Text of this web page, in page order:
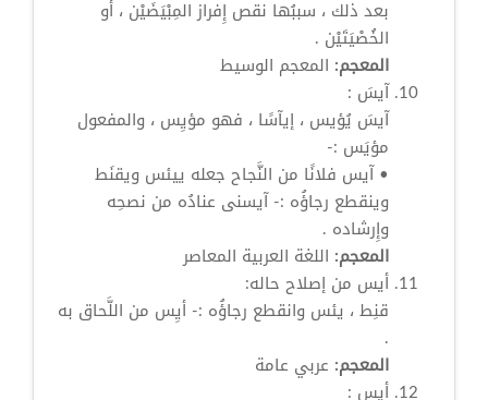
بعد ذلك ، سببُها نقص إِفراز المِبْيَضَيْن ، أَو
الخُصْيَتَيْن .
المعجم: المعجم الوسيط
آيسَ :
آيسَ يُؤيس ، إيآسًا ، فهو مؤيِس ، والمفعول
مؤيَس :-
•آيس فلانًا من النَّجاح جعله ييئس ويقنَط
وينقطع رجاؤُه :- آيسنى عنادُه من نصحِه
وإِرشاده .
المعجم: اللغة العربية المعاصر
أيس من إصلاح حاله:
قنِط ، يئس وانقطع رجاؤُه :- أيِس من اللَّحاق به
.
المعجم: عربي عامة
أيس :